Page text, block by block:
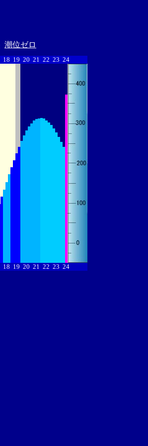
潮位ゼロ
18 19 20 21 22 23 24
18 19 20 21 22 23 24